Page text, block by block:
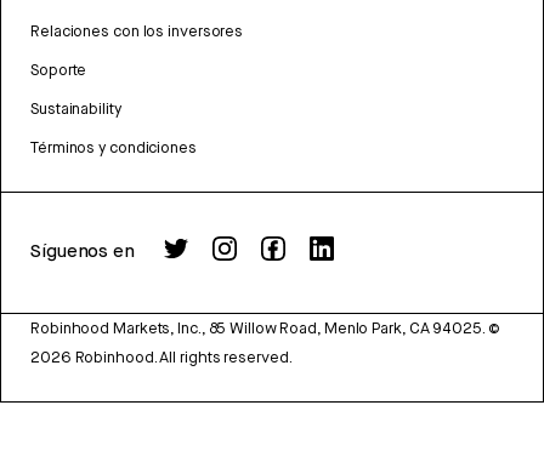
Relaciones con los inversores
Soporte
Sustainability
Términos y condiciones
Síguenos en
Robinhood Markets, Inc., 85 Willow Road, Menlo Park, CA 94025. ©
2026 Robinhood. All rights reserved.